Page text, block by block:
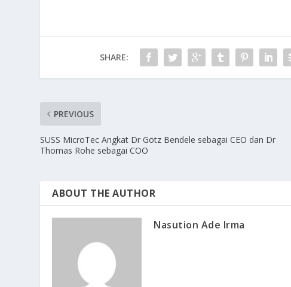
SHARE:
PREVIOUS
SUSS MicroTec Angkat Dr Götz Bendele sebagai CEO dan Dr
Thomas Rohe sebagai COO
ABOUT THE AUTHOR
Nasution Ade Irma